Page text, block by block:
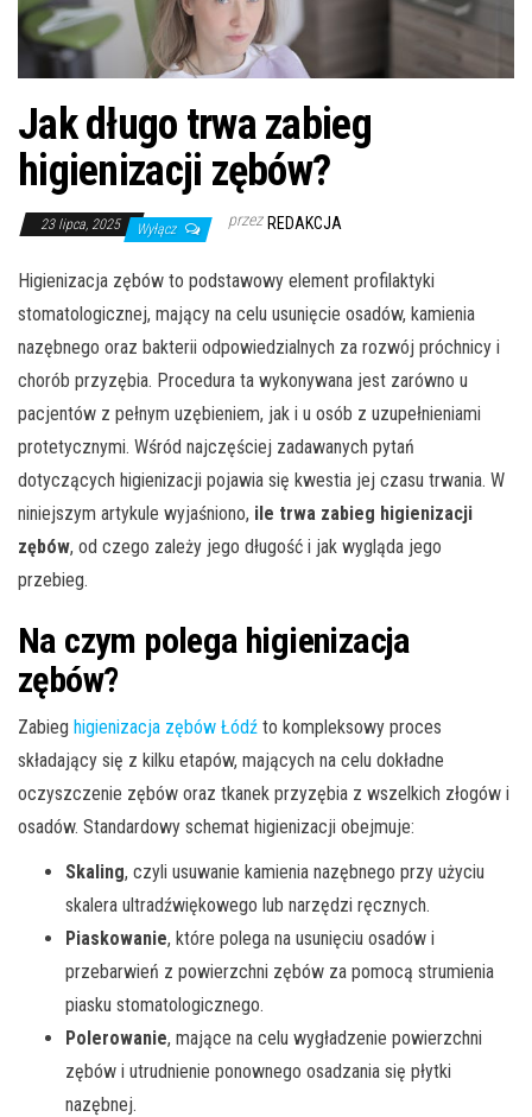
Jak długo trwa zabieg
higienizacji zębów?
23 lipca, 2025 Wyłącz przez REDAKCJA
Higienizacja zębów to podstawowy element profilaktyki
stomatologicznej, mający na celu usunięcie osadów, kamienia
nazębnego oraz bakterii odpowiedzialnych za rozwój próchnicy i
chorób przyzębia. Procedura ta wykonywana jest zarówno u
pacjentów z pełnym uzębieniem, jak i u osób z uzupełnieniami
protetycznymi. Wśród najczęściej zadawanych pytań
dotyczących higienizacji pojawia się kwestia jej czasu trwania. W
niniejszym artykule wyjaśniono, ile trwa zabieg higienizacji
zębów, od czego zależy jego długość i jak wygląda jego
przebieg.
Na czym polega higienizacja
zębów?
Zabieg higienizacja zębów Łódź to kompleksowy proces
składający się z kilku etapów, mających na celu dokładne
oczyszczenie zębów oraz tkanek przyzębia z wszelkich złogów i
osadów. Standardowy schemat higienizacji obejmuje:
Skaling, czyli usuwanie kamienia nazębnego przy użyciu
skalera ultradźwiękowego lub narzędzi ręcznych.
Piaskowanie, które polega na usunięciu osadów i
przebarwień z powierzchni zębów za pomocą strumienia
piasku stomatologicznego.
Polerowanie, mające na celu wygładzenie powierzchni
zębów i utrudnienie ponownego osadzania się płytki
nazębnej.